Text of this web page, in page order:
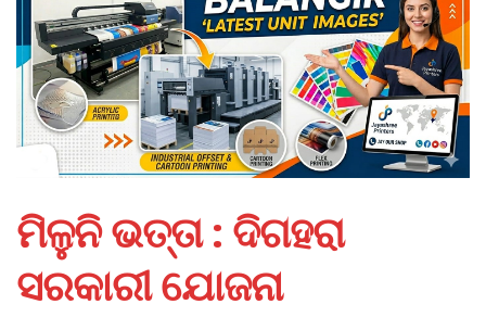
ମିଳୁନି ଭତ୍ତା : ଦିଗହରା
ସରକାରୀ ଯୋଜନା